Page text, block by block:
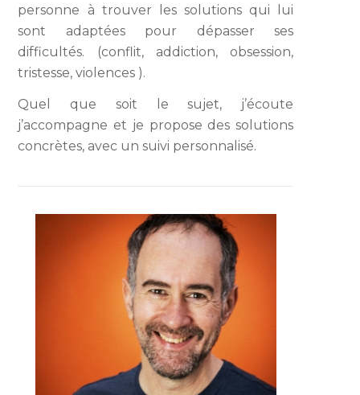
personne à trouver les solutions qui lui
sont adaptées pour dépasser ses
difficultés. (conflit, addiction, obsession,
tristesse, violences ).
Quel que soit le sujet, j’écoute
j’accompagne et je propose des solutions
concrètes, avec un suivi personnalisé.